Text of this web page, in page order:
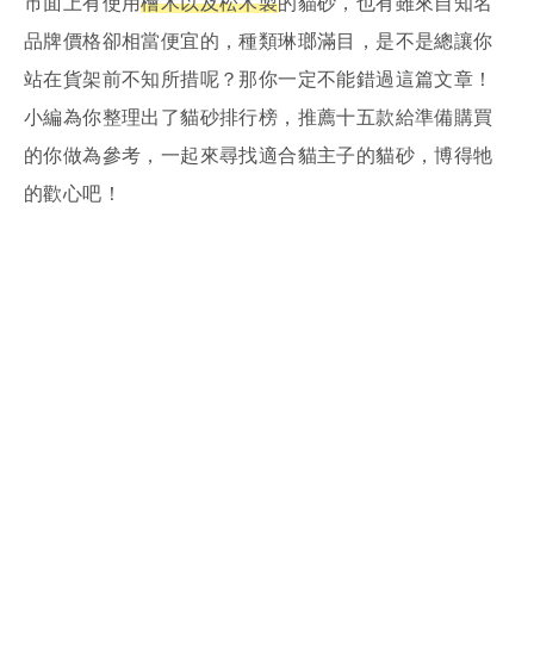
品牌價格卻相當便宜的，種類琳瑯滿目，是不是總讓你
站在貨架前不知所措呢？那你一定不能錯過這篇文章！
小編為你整理出了貓砂排行榜，推薦十五款給準備購買
的你做為參考，一起來尋找適合貓主子的貓砂，博得牠
的歡心吧！